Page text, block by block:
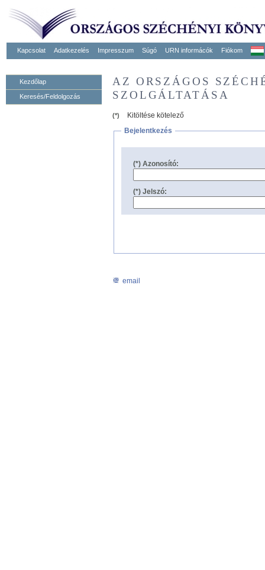
Kapcsolat Adatkezelés Impresszum Súgó URN informácók Fiókom
Kezdőlap
Keresés/Feldolgozás
AZ ORSZÁGOS
SZOLGÁLTATÁSA
(*)
Kitöltése kötelező
Bejelentkezés
(*) Azonosító:
(*) Jelszó:
email